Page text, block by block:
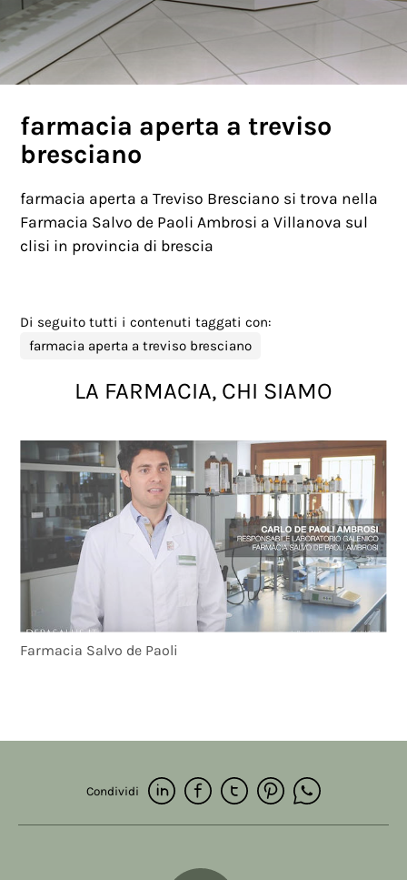
farmacia aperta a treviso
bresciano
farmacia aperta a Treviso Bresciano si trova nella
Farmacia Salvo de Paoli Ambrosi a Villanova sul
clisi in provincia di brescia
Di seguito tutti i contenuti taggati con:
farmacia aperta a treviso bresciano
LA FARMACIA, CHI SIAMO
Farmacia Salvo de Paoli
Condividi